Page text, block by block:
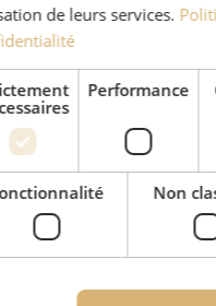
M00002255
Dénudage
de leurs services.
Performance
Non